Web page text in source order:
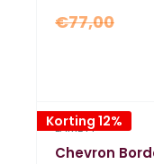
Normale
€77,00
Korting 12%
LAMETT
Chevron